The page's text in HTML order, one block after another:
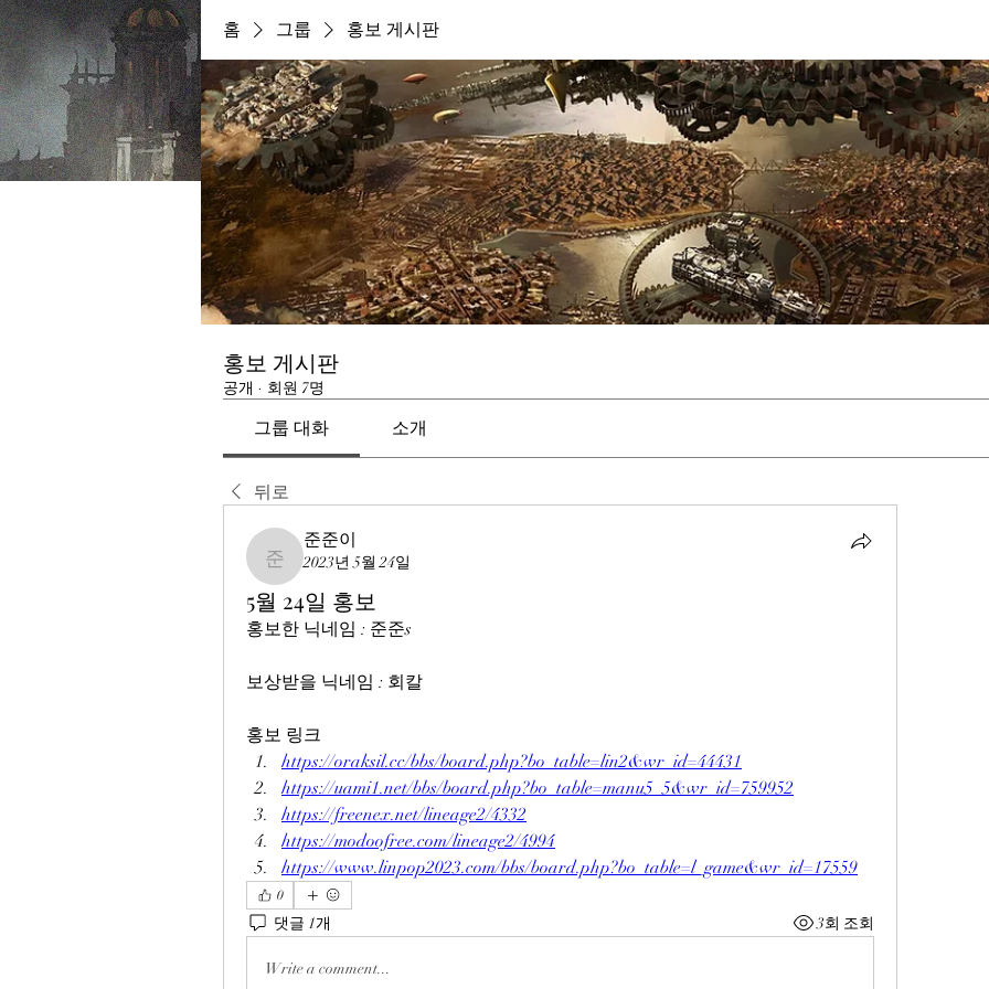
홈 그룹 홍보 게시판
홍보 게시판
공개 · 회원 7명
그룹 대화 소개
뒤로
준준이
준준이
2023년 5월 24일
5월 24일 홍보
홍보한 닉네임 : 준준s
보상받을 닉네임 : 회칼
홍보 링크
https://oraksil.cc/bbs/board.php?bo_table=lin2&wr_id=44431
https://uami1.net/bbs/board.php?bo_table=manu5_5&wr_id=759952
https://freenex.net/lineage2/4332
https://modoofree.com/lineage2/4994
https://www.linpop2023.com/bbs/board.php?bo_table=l_game&wr_id=17559
0
댓글 1개 3회 조회
Write a comment...